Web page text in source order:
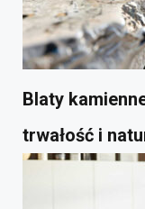
Blaty
trwałość i